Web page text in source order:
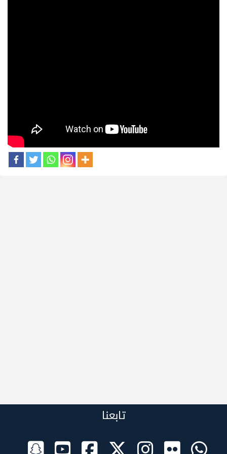
تابعنا